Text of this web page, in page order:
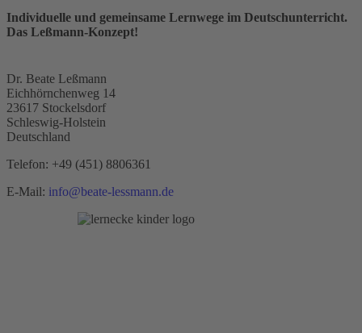
Individuelle und gemeinsame Lernwege im Deutschunterricht.
Das Leßmann-Konzept!
Dr. Beate Leßmann
Eichhörnchenweg 14
23617 Stockelsdorf
Schleswig-Holstein
Deutschland
Telefon: +49 (451) 8806361
E-Mail: info@beate-lessmann.de